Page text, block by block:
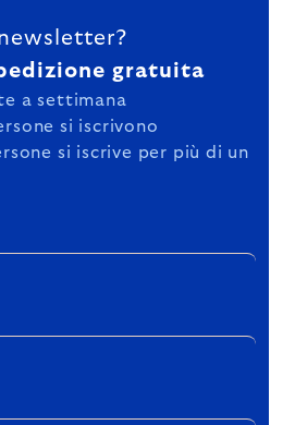
gratuita
a settimana
si iscrivono
si iscrive per più di un